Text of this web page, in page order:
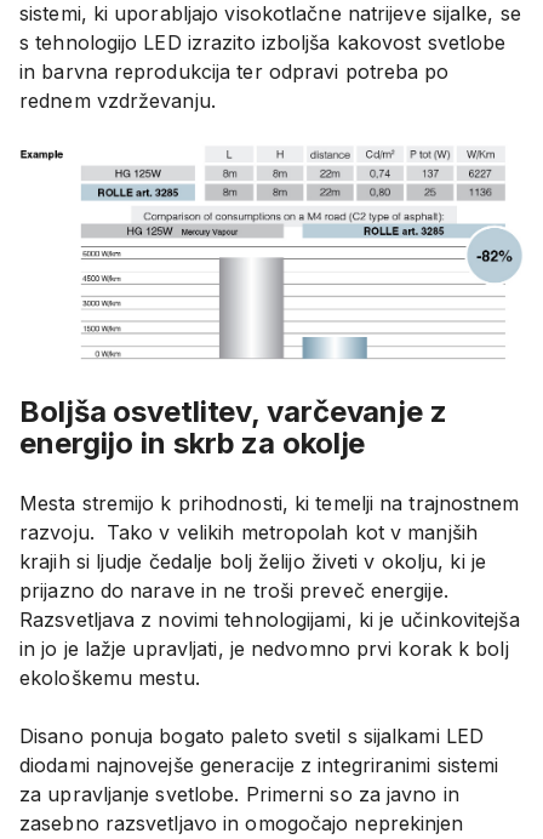
sistemi, ki uporabljajo visokotlačne natrijeve sijalke, se
s tehnologijo LED izrazito izboljša kakovost svetlobe
in barvna reprodukcija ter odpravi potreba po
rednem vzdrževanju.
Boljša osvetlitev, varčevanje z
energijo in skrb za okolje
Mesta stremijo k prihodnosti, ki temelji na trajnostnem
razvoju. Tako v velikih metropolah kot v manjših
krajih si ljudje čedalje bolj želijo živeti v okolju, ki je
prijazno do narave in ne troši preveč energije.
Razsvetljava z novimi tehnologijami, ki je učinkovitejša
in jo je lažje upravljati, je nedvomno prvi korak k bolj
ekološkemu mestu.
Disano ponuja bogato paleto svetil s sijalkami LED
diodami najnovejše generacije z integriranimi sistemi
za upravljanje svetlobe. Primerni so za javno in
zasebno razsvetljavo in omogočajo neprekinjen